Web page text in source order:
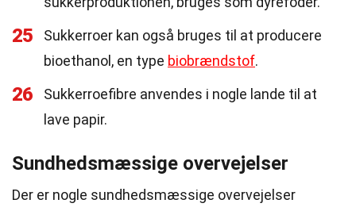
25
Sukkerroer kan også bruges til at producere
bioethanol, en type biobrændstof.
26
Sukkerroefibre anvendes i nogle lande til at
lave papir.
Sundhedsmæssige overvejelser
Der er nogle sundhedsmæssige overvejelser